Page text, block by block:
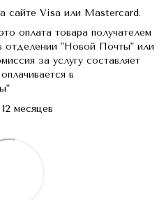
сайте Visa или Mastercard.
оплата товара получателем
отделении "Новой Почты" или
за услугу составляет
в
месяцев